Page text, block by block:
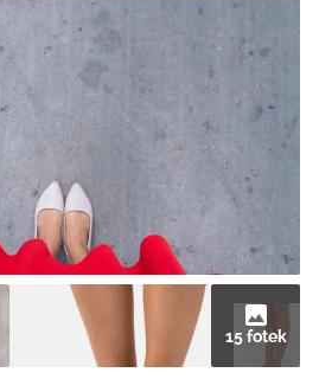
BurdaMedia
SVĚT ŽENY - 599 KČ
ROČNÍ PŘEDPLATNÉ SVĚT ŽENY +
SADA PRODUKTŮ MANA (10 ks)
15 fotek